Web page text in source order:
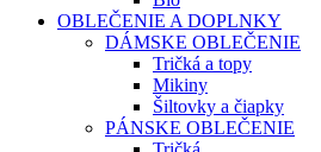
OBLEČENIE A DOPLNKY
DÁMSKE OBLEČENIE
Tričká a topy
Mikiny
Šiltovky a čiapky
PÁNSKE OBLEČENIE